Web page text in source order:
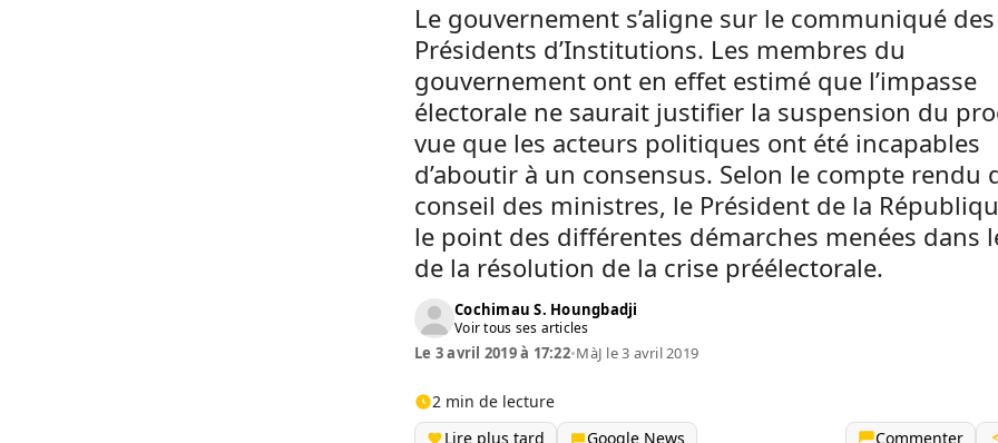
Le gouvernement s’aligne sur le communiqué des
Présidents d’Institutions. Les membres du
gouvernement ont en effet estimé que l’impasse
électorale ne saurait justifier la suspension du
vue que les acteurs politiques ont été incapables
d’aboutir à un consensus. Selon le compte rendu
conseil des ministres, le Président de la
le point des différentes démarches menées dans
de la résolution de la crise préélectorale.
Cochimau S. Houngbadji
Voir tous ses articles
Le 3 avril 2019 à 17:22•MàJ le 3 avril 2019
2 min de lecture
Lire plus tard
Google News Commenter